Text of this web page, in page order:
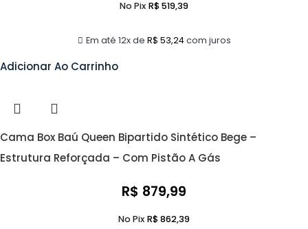
Em até 12x de R$ 53,24com juros
No Pix R$519,39
Adicionar Ao Carrinho
Cama Box Baú Queen Bipartido Sintético Bege –
Estrutura Reforçada – Com Pistão A Gás
R$ 879,99
No Pix R$862,39